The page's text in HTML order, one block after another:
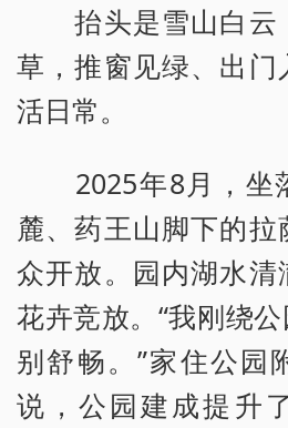
抬头是雪山白云
草，推窗见绿、出门
活日常。
2025年8月，坐
麓、药王山脚下的
众开放。园内湖水清
花卉竞放。“我刚绕
别舒畅。”家住公园
说，公园建成提升